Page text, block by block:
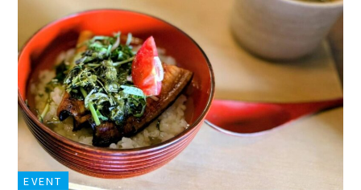
EVENT